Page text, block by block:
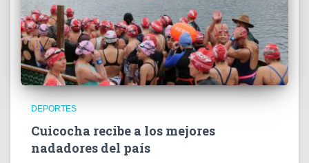
DEPORTES
Cuicocha recibe a los mejores
nadadores del país